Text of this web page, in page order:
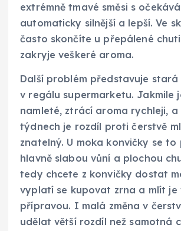
extrémně tmavé směsi s
automaticky silnější a lepší. Ve
často skončíte u přepálené
zakryje veškeré aroma.
Další problém představuje
v regálu supermarketu. Jakmile
namleté, ztrácí aroma rychleji, a
týdnech je rozdíl proti čerstvě
znatelný. U moka konvičky se to
hlavně slabou vůní a plochou
tedy chcete z konvičky dostat
vyplatí se kupovat zrna a mlít je
přípravou. I malá změna v
udělat větší rozdíl než samotná